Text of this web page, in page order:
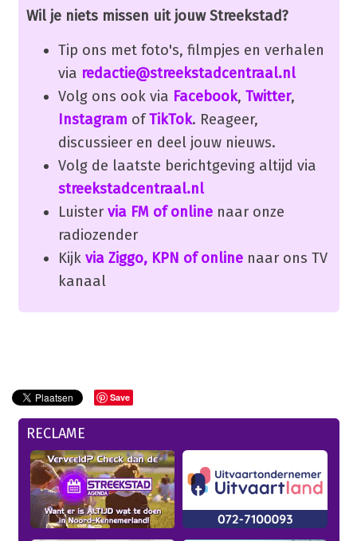
Wil je niets missen uit jouw Streekstad?
Tip ons met foto's, filmpjes en verhalen
via redactie@streekstadcentraal.nl
Volg ons ook via Facebook, Twitter,
Instagram ofTikTok. Reageer,
discussieer en deel jouw nieuws.
Volg de laatste berichtgeving altijd via
streekstadcentraal.nl
Luister via FM of onlinenaar onze
radiozender
Kijk via Ziggo, KPN of onlinenaar ons TV
kanaal
Save
RECLAME